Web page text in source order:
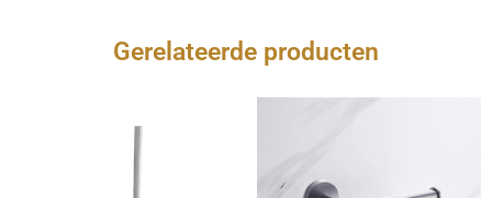
Gerelateerde producten